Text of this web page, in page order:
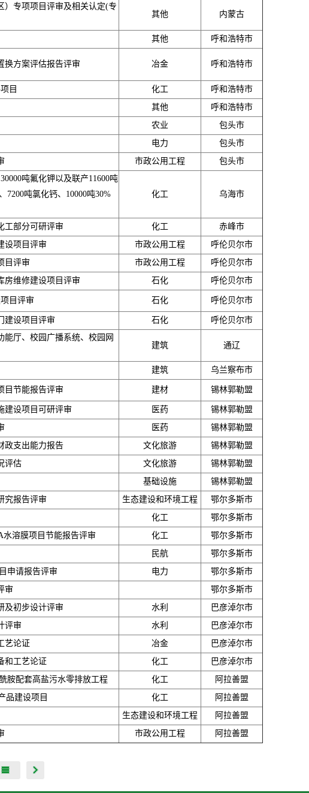
）专项项目评审及相关认定(专
其他 内蒙古
其他 呼和浩特市
换方案评估报告评审 冶金 呼和浩特市
目 化工
呼和浩特市
其他
呼和浩特市
农业
包头市
电力
包头市
市政公用工程 包头市
吨氟化钾以及联产11600吨
7200吨氯化钙、10000吨30%
化工 乌海市
工部分可研评审 化工
赤峰市
设项目评审 市政公用工程
呼伦贝尔市
目评审 市政公用工程
呼伦贝尔市
房维修建设项目评审 石化 呼伦贝尔市
目评审 石化 呼伦贝尔市
建设项目评审 石化 呼伦贝尔市
厅、校园广播系统、校园网
建筑 通辽
建筑 乌兰察布市
目节能报告评审 建材 锡林郭勒盟
建设项目可研评审 医药
锡林郭勒盟
医药
锡林郭勒盟
政支出能力报告 文化旅游
锡林郭勒盟
评估 文化旅游
锡林郭勒盟
基础设施
锡林郭勒盟
究报告评审 生态建设和环境工程
鄂尔多斯市
化工
鄂尔多斯市
水溶膜项目节能报告评审 化工
鄂尔多斯市
民航
鄂尔多斯市
申请报告评审 电力
鄂尔多斯市
审
鄂尔多斯市
及初步设计评审 水利
巴彦淖尔市
评审 水利
巴彦淖尔市
艺论证 冶金
巴彦淖尔市
和工艺论证 化工
巴彦淖尔市
胺配套高盐污水零排放工程 化工
阿拉善盟
品建设项目 化工
阿拉善盟
生态建设和环境工程
阿拉善盟
市政公用工程 阿拉善盟